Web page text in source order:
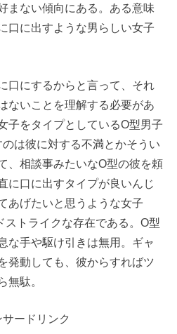
まない傾向にある。ある意味
口に出すような男らしい女子
口にするからと言って、それ
ないことを理解する必要があ
子をタイプとしているO型男子
は彼に対する不満とかそうい
、相談事みたいなO型の彼を頼
に口に出すタイプが良いんじ
あげたいと思うような女子
ストライクな存在である。O型
な手や駆け引きは無用。ギャ
発動しても、彼からすればツ
無駄。
サードリンク